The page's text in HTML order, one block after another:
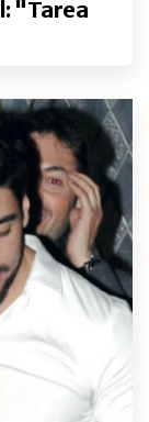
"Tarea